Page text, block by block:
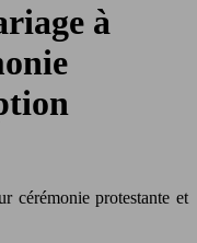
à
cérémonie protestante et